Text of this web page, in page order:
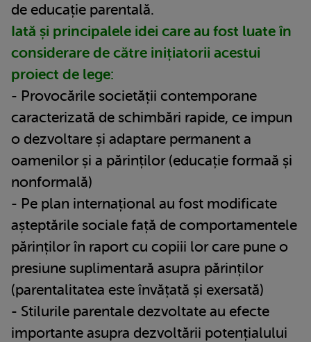
de educație parentală.
Iată și principalele idei care au fost luate în
considerare de către inițiatorii acestui
proiect de lege:
- Provocările societății contemporane
caracterizată de schimbări rapide, ce impun
o dezvoltare și adaptare permanent a
oamenilor și a părinților (educație formaă și
nonformală)
- Pe plan internațional au fost modificate
așteptările sociale față de comportamentele
părinților în raport cu copiii lor care pune o
presiune suplimentară asupra părinților
(parentalitatea este învățată și exersată)
- Stilurile parentale dezvoltate au efecte
importante asupra dezvoltării potențialului